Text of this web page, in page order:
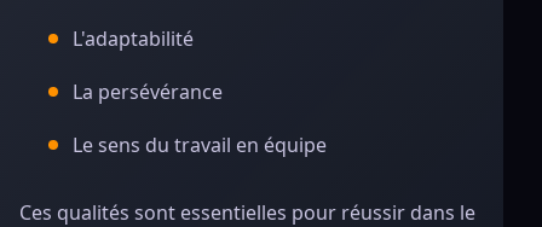
L'adaptabilité
La persévérance
Le sens du travail en équipe
Ces qualités sont essentielles pour réussir dans le